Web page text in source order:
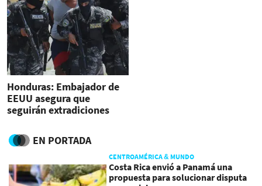
Honduras: Embajador de
EEUU asegura que
seguirán extradiciones
EN PORTADA
CENTROAMÉRICA & MUNDO
Costa Rica envió a Panamá una
propuesta para solucionar disputa